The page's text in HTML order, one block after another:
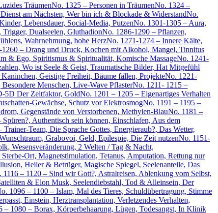
TräumenNo. 1325 – Personen in TräumenNo. 1324 –
am Nächsten, Wer bin ich & Blockade & WiderstandNo.
Lebensdauer, Social-Media, PutzenNo. 1301-1305 – Aura,
Dualseelen, GluthadionNo. 1286-1290 – Pflanzen,
Wahrnehmung, hohe HerzNo. 1271-1274 – Innere Kälte,
– Drang und Druck, Kochen mit Alkohol, Mangel, Tinnitus
& Ego, Spiritismus & Spiritualität, Komische MassageNo. 1241-
Wo ist Seele & Geist, Traumatische Bilder, Hat Mitgefühl
Geistige Freiheit, Bäume fällen, ProjekteNo. 1221-
Menschen, Live-Wave PflasterNo. 1211- 1215 –
5D Der Zeitfaktor, GoldNo. 1201 – 1205 – Eigenartiges Verhalten
Gewächse, Schutz vor ElektrosmogNo. 1191 – 1195 –
Gegenstände von Verstorbenen, Methylen-BlauNo. 1181 –
Authentisch sein können, Einschlafen, Aus dem
Team, Die Sprache Gottes, Energieraub?, Das Wetter,
Grabovoi, Geld, Epilespie, Die Zeit nutzenNo. 1151-
Wesensveränderung, 2 Welten / Tag & Nacht,
Ort, Magnetstimulation, Tetanus, Amputation, Rettung nur
Heiler & Betrüger, Magische Spiegel, Seelenanteile, Das
1116 – 1120 – Sind wir Gott?, Astralreisen, Ablenkung vom Selbst,
& Elon Musk, Seelendiebstahl, Tod & Alleinsein, Der
1096 – 1100 – Islam, Mal des Tieres, Schuldübertragung, Stimme
Einstein, Herztransplantation, Verletzendes Verhalten,
– 1080 – Borax, Körperbehaarung, Lügen, Todesangst, In Klinik